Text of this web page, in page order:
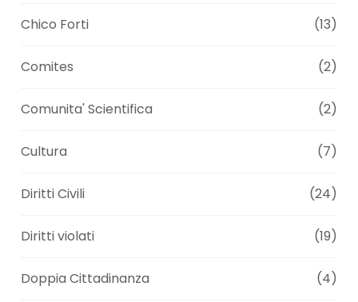
Chico Forti (13)
Comites (2)
Comunita' Scientifica (2)
Cultura (7)
Diritti Civili (24)
Diritti violati (19)
Doppia Cittadinanza (4)